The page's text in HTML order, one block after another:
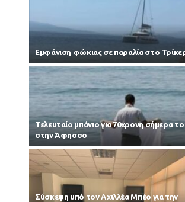
Εμφάνιση φώκιας σε παραλία στο
Τελευταίο μπάνιο για 70χρονη σήμερα
στην Άφησσο
Σύσκεψη υπό τον Αχιλλέα Μπέο για την